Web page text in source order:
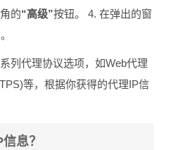
的“高级”按钮。 4. 在弹出的窗
列代理协议选项，如Web代理
等，根据你获得的代理IP信
息？